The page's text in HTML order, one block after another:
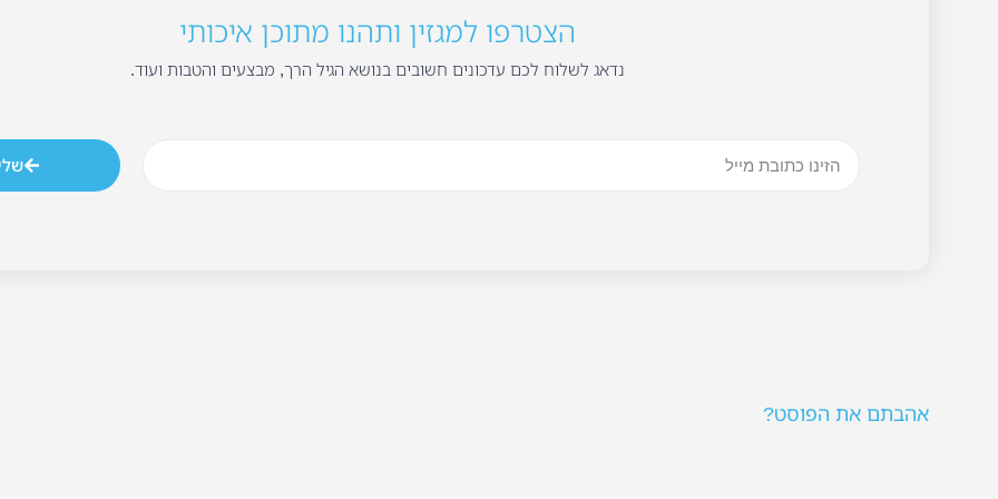
הצטרפו למגזין ותהנו מתוכן איכותי
נדאג לשלוח לכם עדכונים חשובים בנושא הגיל הרך, מבצעים והטבות ועוד.
אהבתם את הפוסט?